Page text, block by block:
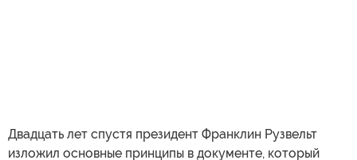
Двадцать лет спустя президент Франклин Рузвельт
изложил основные принципы в документе, который